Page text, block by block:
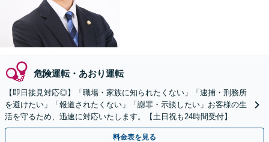
危険運転・あおり運転
【即日接見対応◎】「職場・家族に知られたくない」「逮捕・刑務所
を避けたい」「報道されたくない」「謝罪・示談したい」お客様の生
活を守るため、迅速に対応いたします。【土日祝も24時間受付】
料金表を見る